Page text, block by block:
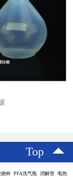
Top
烧杯 PFA洗气瓶 消解管 电热